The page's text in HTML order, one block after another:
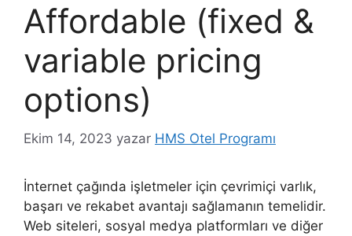
Affordable (fixed &
variable pricing
options)
Ekim 14, 2023 yazar HMS Otel Programı
İnternet çağında işletmeler için çevrimiçi varlık,
başarı ve rekabet avantajı sağlamanın temelidir.
Web siteleri, sosyal medya platformları ve diğer